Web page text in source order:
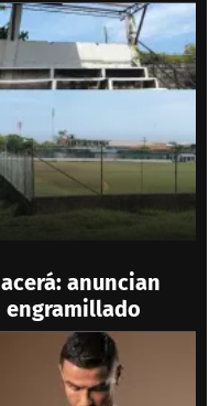
anuncian
engramillado